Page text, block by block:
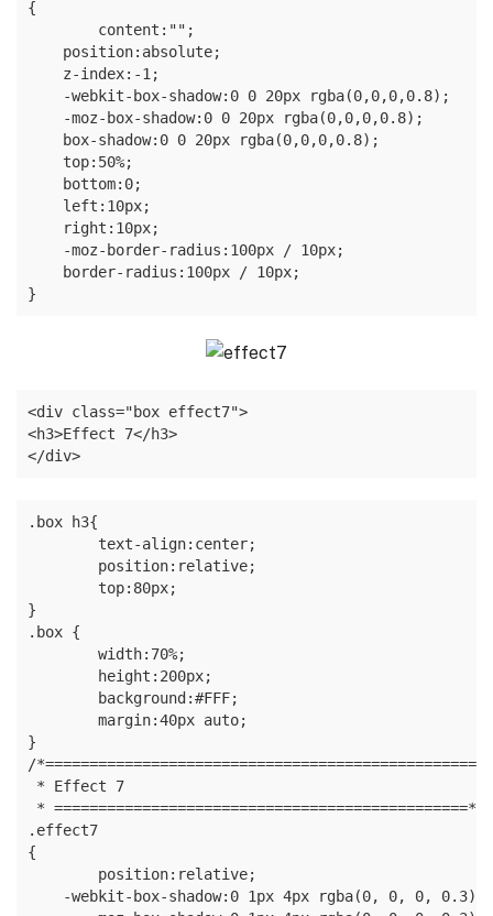
{
    position:absolute;
    z-index:-1;
    -webkit-box-shadow:0 0 20px rgba(0,0,0,0.8);
    -moz-box-shadow:0 0 20px rgba(0,0,0,0.8);
    box-shadow:0 0 20px rgba(0,0,0,0.8);
    top:50%;
    bottom:0;
    left:10px;
    right:10px;
    -moz-border-radius:100px / 10px;
    border-radius:100px / 10px;
}
<div class="box effect7">
<h3>Effect 7</h3>
</div>
.box h3{
}
.box {
}
/*==================================================
* Effect 7
* ===============================================*/
.effect7
{
-webkit-box-shadow:0 1px 4px rgba(0, 0, 0,